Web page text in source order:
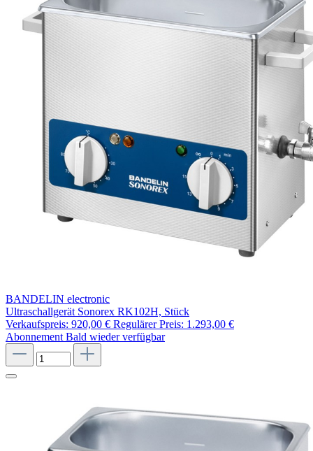
BANDELIN electronic
Ultraschallgerät Sonorex RK102H, Stück
Verkaufspreis: 920,00 € Regulärer Preis: 1.293,00 €
Abonnement Bald wieder verfügbar